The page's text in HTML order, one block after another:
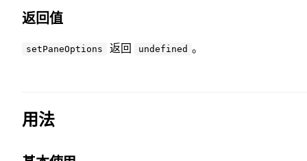
返回值
setPaneOptions 返回 undefined 。
用法